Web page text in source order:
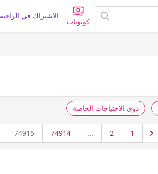
كوبونات
الاشتراك في الراقية
ذوي الاحتياجات الخاصة
1
2
...
74914
74915